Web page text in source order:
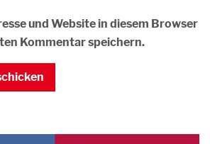
und Website in diesem Browser
Kommentar speichern.